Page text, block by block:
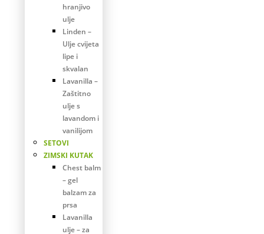
hranjivo
ulje
Linden –
Ulje cvijeta
lipe i
skvalan
Lavanilla –
Zaštitno
ulje s
lavandom i
vanilijom
SETOVI
ZIMSKI KUTAK
Chest balm
– gel
balzam za
prsa
Lavanilla
ulje – za